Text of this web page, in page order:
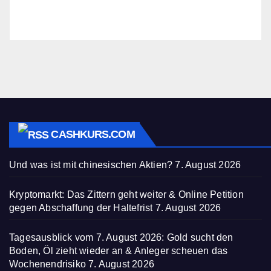
CASHKURS.COM
Und was ist mit chinesischen Aktien? 7. August 2026
Kryptomarkt: Das Zittern geht weiter & Online Petition
gegen Abschaffung der Haltefrist 7. August 2026
Tagesausblick vom 7. August 2026: Gold sucht den
Boden, Öl zieht wieder an & Anleger scheuen das
Wochenendrisiko 7. August 2026